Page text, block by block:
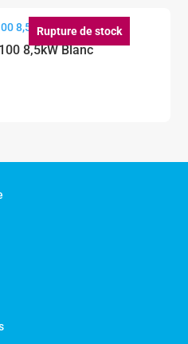
€.Rupture de stock
8,5kW Blanc